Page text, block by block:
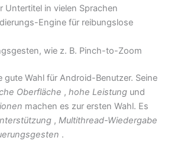
Untertitel in vielen Sprachen
Engine für reibungslose
wie z. B. Pinch-to-Zoom
gute Wahl für Android-Benutzer. Seine
Oberfläche ,hohe Leistung und
machen es zur ersten Wahl. Es
,Multithread-Wiedergabe
.